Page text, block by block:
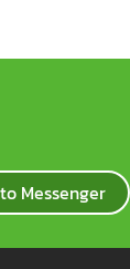
Messenger